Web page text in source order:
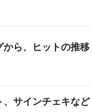
ら、ヒットの推移
サインチェキなど